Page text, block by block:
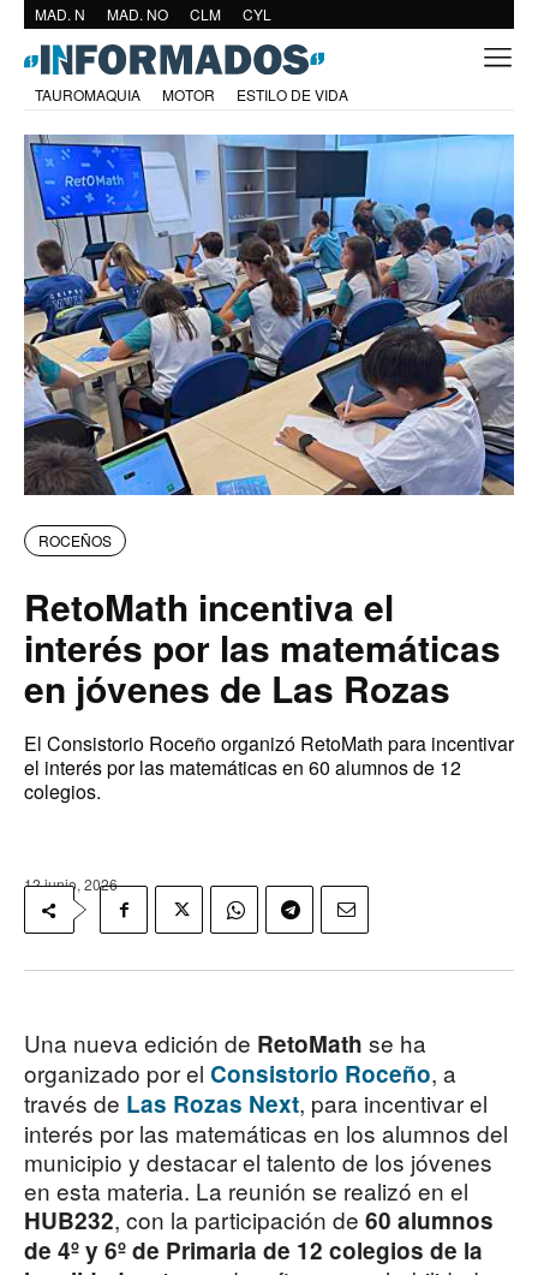
MAD. N MAD. NO CLM CYL
TAUROMAQUIA MOTOR ESTILO DE VIDA
ROCEÑOS
RetoMath incentiva el
interés por las matemáticas
en jóvenes de Las Rozas
El Consistorio Roceño organizó RetoMath para incentivar
el interés por las matemáticas en 60 alumnos de 12
colegios.
12 junio, 2026
Una nueva edición de RetoMath se ha
organizado por el Consistorio Roceño, a
través de Las Rozas Next, para incentivar el
interés por las matemáticas en los alumnos del
municipio y destacar el talento de los jóvenes
en esta materia. La reunión se realizó en el
HUB232, con la participación de 60 alumnos
de 4º y 6º de Primaria de 12 colegios de la